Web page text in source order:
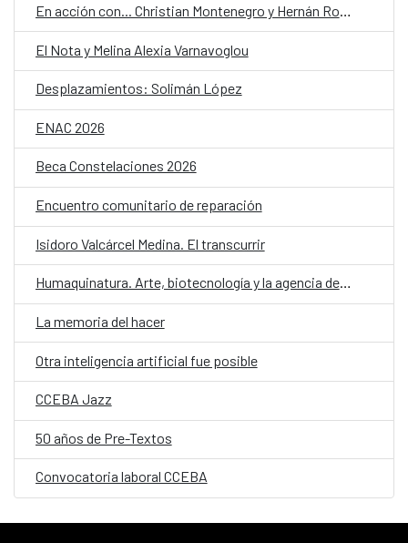
En acción con... Christian Montenegro y Hernán Ronsino
El Nota y Melina Alexia Varnavoglou
Desplazamientos: Solimán López
ENAC 2026
Beca Constelaciones 2026
Encuentro comunitario de reparación
Isidoro Valcárcel Medina. El transcurrir
Humaquinatura. Arte, biotecnología y la agencia de nuestro entorno
La memoria del hacer
Otra inteligencia artificial fue posible
CCEBA Jazz
50 años de Pre-Textos
Convocatoria laboral CCEBA